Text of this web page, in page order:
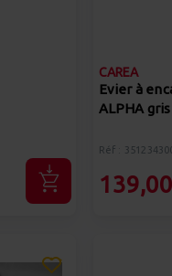
CAREA
Evier à
ALPHA
Réf :